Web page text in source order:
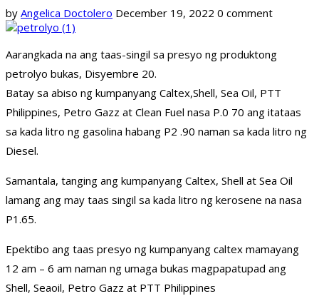
by Angelica Doctolero December 19, 2022 0 comment
Aarangkada na ang taas-singil sa presyo ng produktong
petrolyo bukas, Disyembre 20.
Batay sa abiso ng kumpanyang Caltex,Shell, Sea Oil, PTT
Philippines, Petro Gazz at Clean Fuel nasa P.0 70 ang itataas
sa kada litro ng gasolina habang P2 .90 naman sa kada litro ng
Diesel.
Samantala, tanging ang kumpanyang Caltex, Shell at Sea Oil
lamang ang may taas singil sa kada litro ng kerosene na nasa
P1.65.
Epektibo ang taas presyo ng kumpanyang caltex mamayang
12 am – 6 am naman ng umaga bukas magpapatupad ang
Shell, Seaoil, Petro Gazz at PTT Philippines